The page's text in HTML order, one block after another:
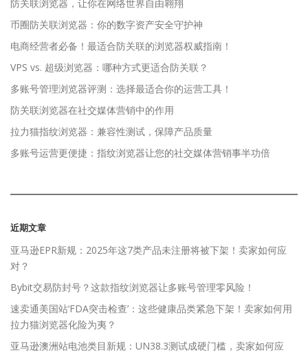
防关联浏览器，让你在网络世界自由翱翔
币圈防关联浏览器：你的数字资产安全守护神
电商经营者必备！最适合防关联的浏览器权威指南！
VPS vs. 超级浏览器：哪种方式更适合防关联？
多账号管理浏览器评测：选择最适合你的运营工具！
防关联浏览器在社交媒体营销中的作用
拉力猫指纹浏览器：兼容性测试，保障产品质量
多账号运营更便捷：指纹浏览器让您的社交媒体营销事半功倍
近期文章
亚马逊EPR新规：2025年这7类产品未注册将被下架！卖家如何应
对？
Bybit交易防封号？这款指纹浏览器让多账号管理零风险！
速卖通美国站‘FDA突击检查’：这些健康品类紧急下架！卖家如何用
拉力猫浏览器化险为夷？
亚马逊澳洲站电池类目新规：UN38.3测试成硬门槛，卖家如何应